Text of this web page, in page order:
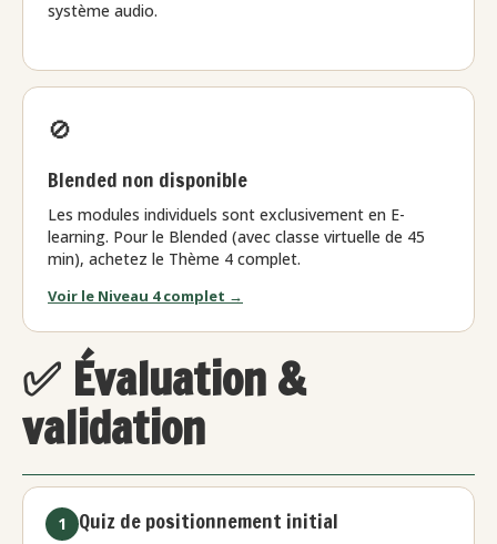
système audio.
🚫
Blended non disponible
Les modules individuels sont exclusivement en E-
learning. Pour le Blended (avec classe virtuelle de 45
min), achetez le Thème 4 complet.
Voir le Niveau 4 complet →
✅ Évaluation &
validation
1 Quiz de positionnement initial